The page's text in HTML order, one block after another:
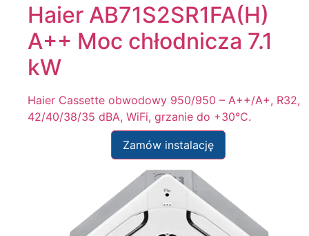
Haier AB71S2SR1FA(H)
A++ Moc chłodnicza 7.1
kW
Haier Cassette obwodowy 950/950 – A++/A+, R32,
42/40/38/35 dBA, WiFi, grzanie do +30°C.
Zamów instalację